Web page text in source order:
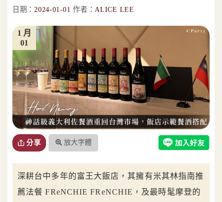
日期： 2024-01-01 作者： ALICE LEE
01
1 月
分享 放大字體
深耕台中多年的富王大飯店，其擁有米其林指南推
薦法餐 FReNCHIE FReNCHIE，及最時髦摩登的